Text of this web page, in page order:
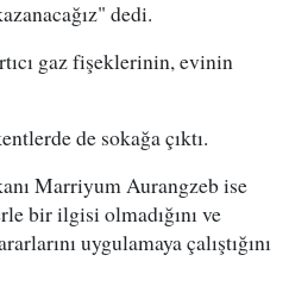
dedi.
gaz fişeklerinin, evinin
de sokağa çıktı.
Marriyum Aurangzeb ise
bir ilgisi olmadığını ve
uygulamaya çalıştığını